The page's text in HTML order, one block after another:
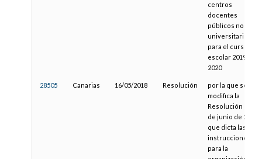
centros
docentes
públicos no
universitarios
para el curso
escolar 2019-
2020
28505 Canarias 16/05/2018 Resolución
por la que se
modifica la
Resolución de 22
de junio de 2017,
que dicta las
instrucciones
para la